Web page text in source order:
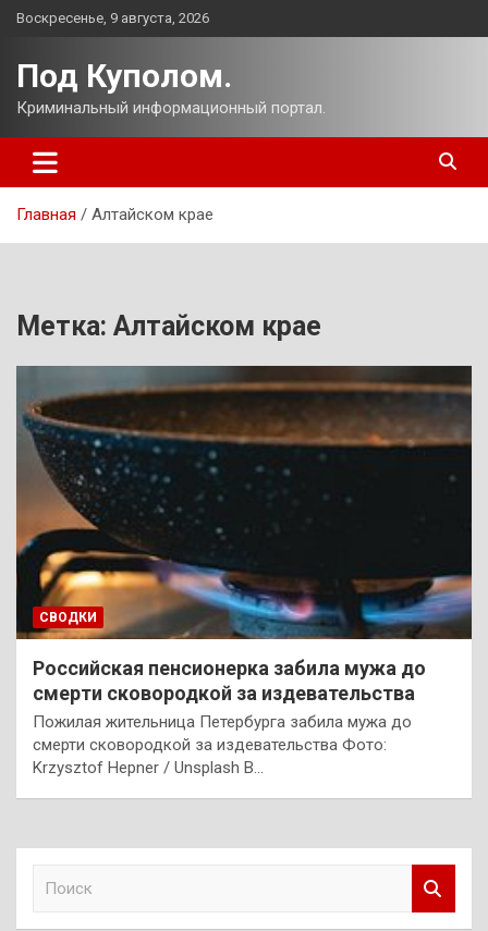
Перейти
Воскресенье, 9 августа, 2026
Под Куполом.
Криминальный информационный портал.
Главная Алтайском крае
Метка: Алтайском крае
СВОДКИ
Российская пенсионерка забила мужа до
смерти сковородкой за издевательства
Пожилая жительница Петербурга забила мужа до
смерти сковородкой за издевательства Фото:
Krzysztof Hepner / Unsplash В…